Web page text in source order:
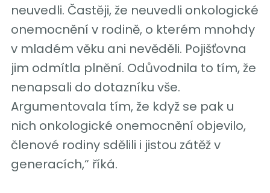
neuvedli. Častěji, že neuvedli onkologické
onemocnění v rodině, o kterém mnohdy
v mladém věku ani nevěděli. Pojišťovna
jim odmítla plnění. Odůvodnila to tím, že
nenapsali do dotazníku vše.
Argumentovala tím, že když se pak u
nich onkologické onemocnění objevilo,
členové rodiny sdělili i jistou zátěž v
generacích,“ říká.